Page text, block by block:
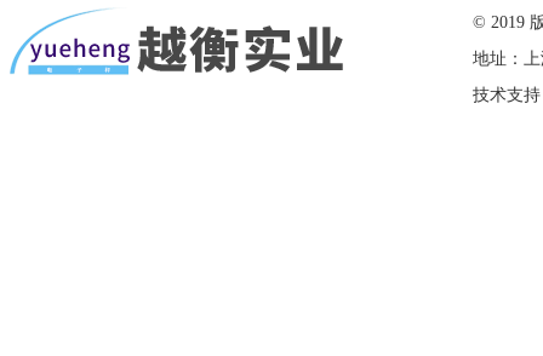
© 2019
地址：
技术支